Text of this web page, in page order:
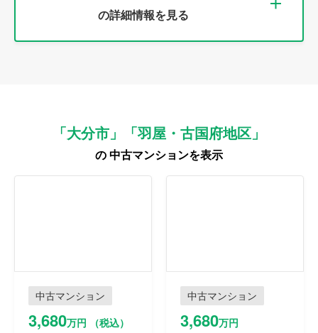
の詳細情報を見る
「大分市」「羽屋・古国府地区」
の 中古マンションを表示
中古マンション
3,680万円 （税込）
中古マンション
3,680万円